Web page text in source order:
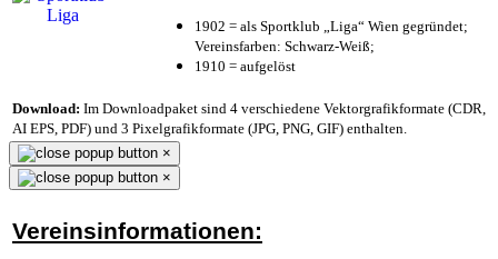
1902 = als Sportklub „Liga“ Wien gegründet;
Vereinsfarben: Schwarz-Weiß;
1910 = aufgelöst
Download: Im Downloadpaket sind 4 verschiedene Vektorgrafikformate (CDR,
AI EPS, PDF) und 3 Pixelgrafikformate (JPG, PNG, GIF) enthalten.
×
×
Vereinsinformationen: